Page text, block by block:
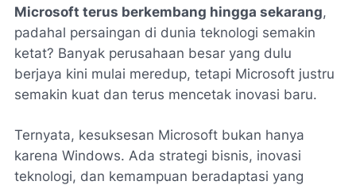
Microsoft terus berkembang hingga sekarang,
padahal persaingan di dunia teknologi semakin
ketat? Banyak perusahaan besar yang dulu
berjaya kini mulai meredup, tetapi Microsoft justru
semakin kuat dan terus mencetak inovasi baru.
Ternyata, kesuksesan Microsoft bukan hanya
karena Windows. Ada strategi bisnis, inovasi
teknologi, dan kemampuan beradaptasi yang